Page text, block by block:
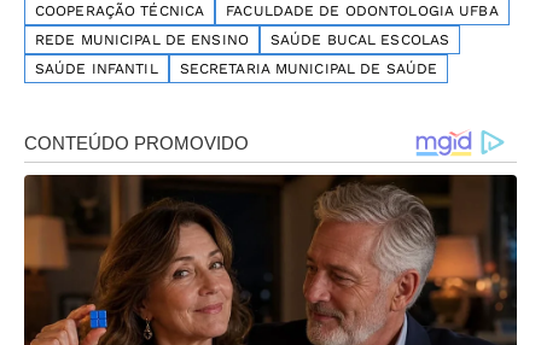
COOPERAÇÃO TÉCNICA
FACULDADE DE ODONTOLOGIA UFBA
REDE MUNICIPAL DE ENSINO
SAÚDE BUCAL ESCOLAS
SAÚDE INFANTIL
SECRETARIA MUNICIPAL DE SAÚDE